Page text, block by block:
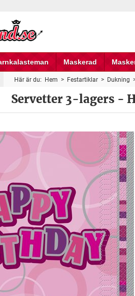
Maskerad
Här är du: Hem > Festartiklar > Dukning
Servetter 3-lagers -